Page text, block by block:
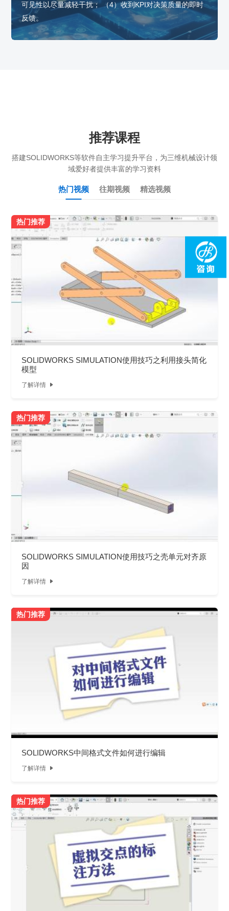
可见性以尽量减轻干扰； （4）收到KPI对决策质量的即时
反馈。
推荐课程
搭建SOLIDWORKS等软件自主学习提升平台，为三维机械设计领
域爱好者提供丰富的学习资料
热门视频 往期视频 精选视频
热门推荐
SOLIDWORKS SIMULATION使用技巧之利用接头简化
模型
了解详情 
热门推荐
SOLIDWORKS SIMULATION使用技巧之壳单元对齐原
因
了解详情 
热门推荐
SOLIDWORKS中间格式文件如何进行编辑
了解详情 
热门推荐